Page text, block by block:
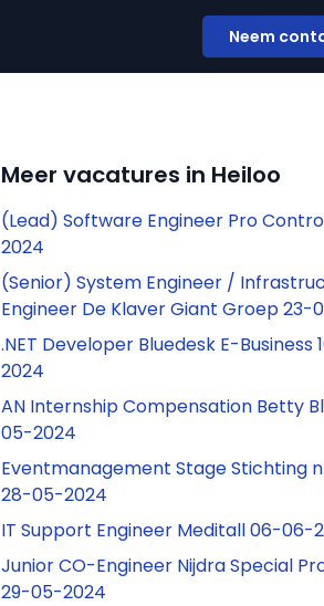
Neem
Meer vacatures in Heiloo
(Lead) Software Engineer Pro
2024
(Senior) System Engineer /
Engineer De Klaver Giant Groep 23-
.NET Developer Bluedesk E-Business
2024
AN Internship Compensation Betty
05-2024
Eventmanagement Stage Stichting
28-05-2024
IT Support Engineer Meditall 06-06-
Junior CO-Engineer Nijdra Special
29-05-2024